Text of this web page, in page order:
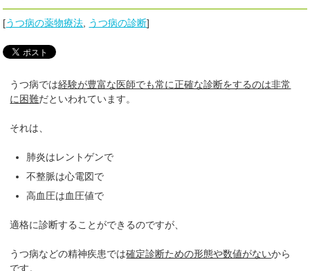
[うつ病の薬物療法 うつ病の診断]
うつ病では経験が豊富な医師でも常に正確な診断をするのは非常
に困難だといわれています。
それは、
肺炎はレントゲンで
不整脈は心電図で
高血圧は血圧値で
適格に診断することができるのですが、
うつ病などの精神疾患では確定診断ための形態や数値がないから
です。